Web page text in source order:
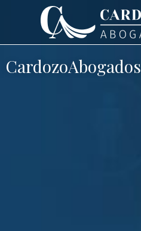
CardozoAbogados